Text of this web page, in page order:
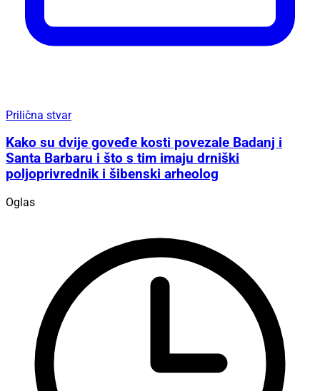
Prilična stvar
Kako su dvije goveđe kosti povezale Badanj i
Santa Barbaru i što s tim imaju drniški
poljoprivrednik i šibenski arheolog
Oglas